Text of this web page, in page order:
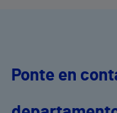
Ponte en